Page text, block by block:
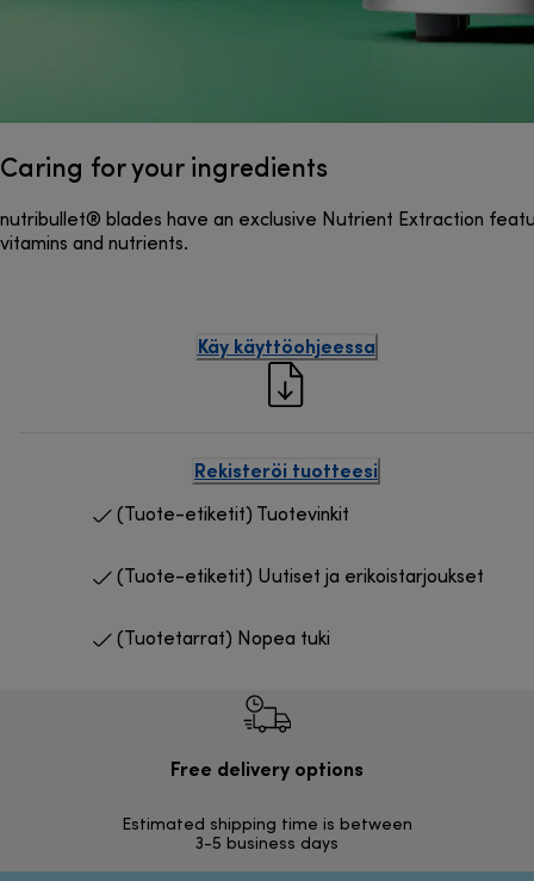
Caring for your ingredients
nutribullet® blades have an exclusive Nutrient Extraction
vitamins and nutrients.
Käy käyttöohjeessa
Rekisteröi tuotteesi
(Tuote-etiketit) Tuotevinkit
(Tuote-etiketit) Uutiset ja erikoistarjoukset
(Tuotetarrat) Nopea tuki
Free delivery options
Estimated shipping time is between
3-5 business days